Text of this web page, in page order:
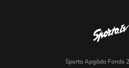
Sporta Apgāda Fonds